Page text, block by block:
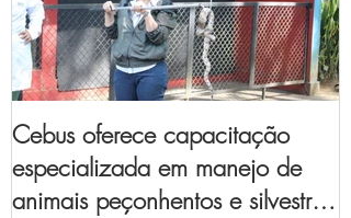
Cebus oferece capacitação
especializada em manejo de
animais peçonhentos e silvestres